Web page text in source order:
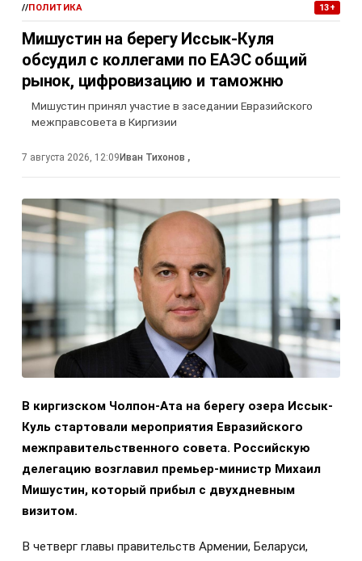
//ПОЛИТИКА 13+
Мишустин на берегу Иссык-Куля
обсудил с коллегами по ЕАЭС общий
рынок, цифровизацию и таможню
Мишустин принял участие в заседании Евразийского
межправсовета в Киргизии
7 августа 2026, 12:09 Иван Тихонов ,
В киргизском Чолпон-Ата на берегу озера Иссык-
Куль стартовали мероприятия Евразийского
межправительственного совета. Российскую
делегацию возглавил премьер-министр Михаил
Мишустин, который прибыл с двухдневным
визитом.
В четверг главы правительств Армении, Беларуси,